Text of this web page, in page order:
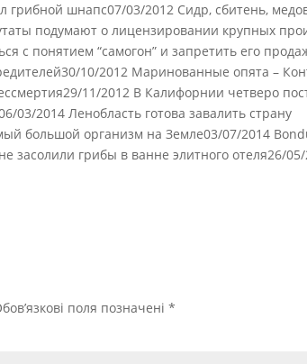
шнапс07/03/2012 Сидр, сбитень,
подумают о лицензировании крупных
с понятием “самогон” и запретить его
10/2012 Маринованные опята –
11/2012 В Калифорнии четверо
03/2014 Ленобласть готова завалить страну
большой организм на Земле03/07/2014
засолили грибы в ванне элитного отеля26/
поля позначені*